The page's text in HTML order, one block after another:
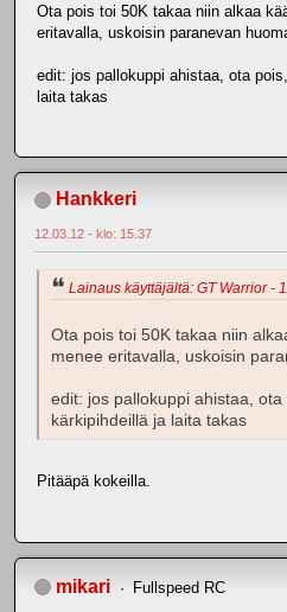
Ota pois toi 50K takaa niin alkaa
eritavalla, uskoisin paranevan
edit: jos pallokuppi ahistaa, ota
laita takas
Hankkeri
12.03.12 - klo: 15.37
Lainaus käyttäjältä: GT Warrior -
Ota pois toi 50K takaa niin
menee eritavalla, uskoisin
edit: jos pallokuppi ahistaa,
kärkipihdeillä ja laita takas
Pitääpä kokeilla.
mikari Fullspeed RC